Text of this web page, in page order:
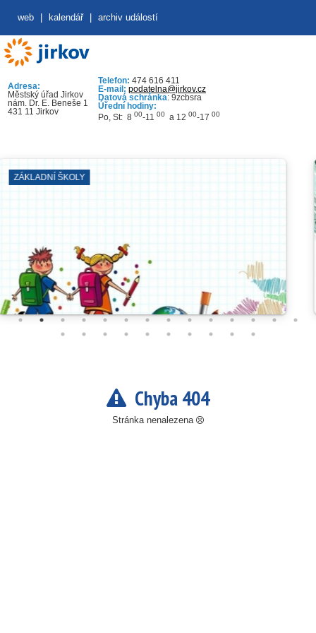
web kalendář archiv událostí
Adresa:
Městský úřad Jirkov
nám. Dr. E. Beneše 1
431 11 Jirkov
Telefon: 474 616 411
E-mail: podatelna@jirkov.cz
Datová schránka: 9zcbsra
Úřední hodiny:
Po, St: 8 00-11 00 a 12 00-17 00
Chyba 404
Stránka nenalezena